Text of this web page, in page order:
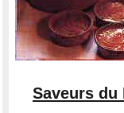
Saveurs du